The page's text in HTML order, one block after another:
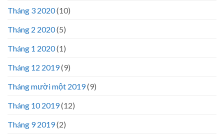
Tháng 3 2020(10)
Tháng 2 2020(5)
Tháng 1 2020(1)
Tháng 12 2019(9)
Tháng mười một 2019(9)
Tháng 10 2019(12)
Tháng 9 2019(2)